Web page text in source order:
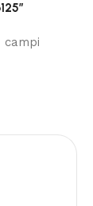
campi